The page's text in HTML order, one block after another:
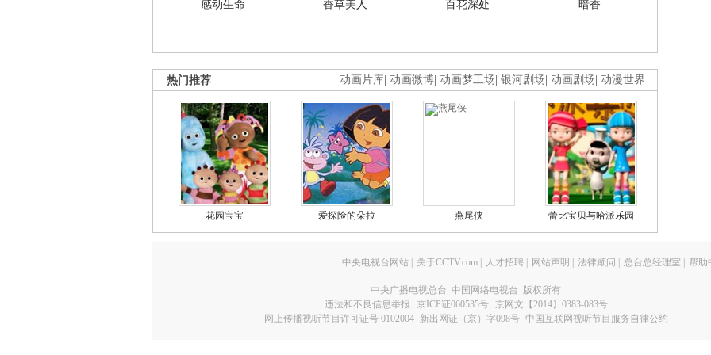
感动生命 香草美人 百花深处 暗香
动画片库 动画微博 动画梦工场 银河剧场 动画剧场 动漫世界
热门推荐
花园宝宝 爱探险的朵拉 燕尾侠 蕾比宝贝与哈派乐园
中央电视台网站 关于CCTV.com 人才招聘 网站声明 法律顾问 总台总经理室 帮助
中央广播电视总台 中国网络电视台 版权所有
违法和不良信息举报
京ICP证060535号
京网文【2014】0383-083号
网上传播视听节目许可证号 0102004 新出网证（京）字098号 中国互联网视听节目服务自律公约